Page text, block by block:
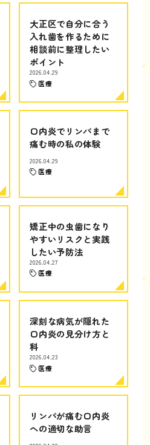
大正区で自分に合う
入れ歯を作るために
相談前に整理したい
ポイント
2026.04.29
医療
口内炎でリンパまで
痛む時の私の体験
2026.04.29
医療
矯正中の虫歯になり
やすいリスクと実践
したい予防法
2026.04.27
医療
深刻な病気が隠れた
口内炎の見分け方と
科
2026.04.23
医療
リンパが痛む口内炎
への適切な助言